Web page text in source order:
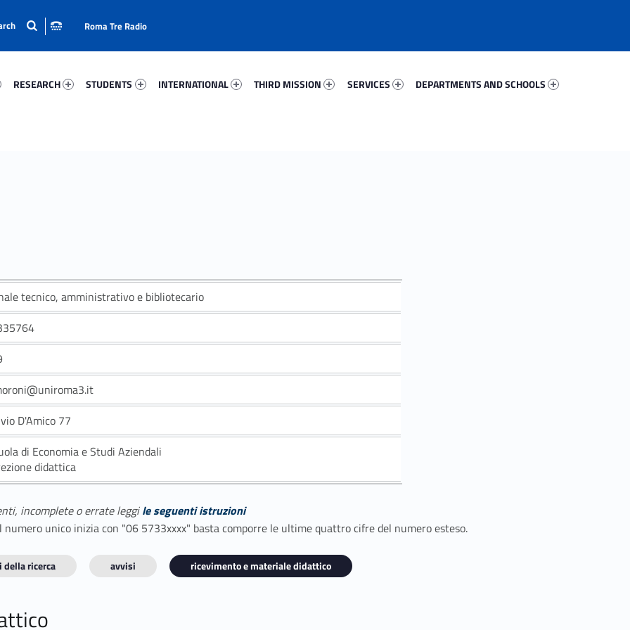
RESEARCH
STUDENTS
INTERNATIONAL
THIRD MISSION
SERVICES
DEPARTMENTS AND SCHOOLS
Roma Tre Radio
tecnico, amministrativo e bibliotecario
D'Amico 77
di Economia e Studi Aziendali
didattica
incomplete o errate leggile seguenti istruzioni
unico inizia con "06 5733xxxx" basta comporre le ultime quattro cifre del numero esteso.
ricerca avvisi ricevimento e materiale didattico